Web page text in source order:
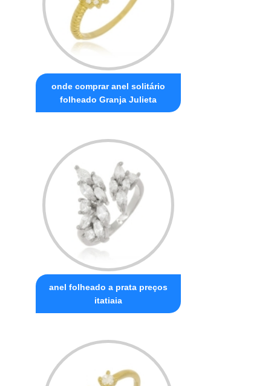
onde comprar anel solitário
folheado Granja Julieta
anel folheado a prata preços
itatiaia